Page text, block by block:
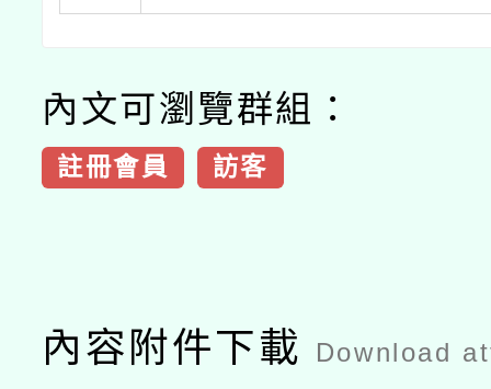
內文可瀏覽群組：
註冊會員 訪客
內容附件下載 Download